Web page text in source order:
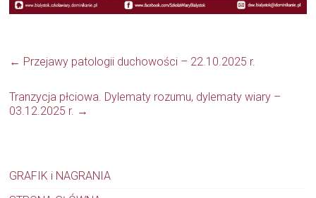
← Przejawy patologii duchowości – 22.10.2025 r.
Tranzycja płciowa. Dylematy rozumu, dylematy wiary –
03.12.2025 r. →
GRAFIK i NAGRANIA